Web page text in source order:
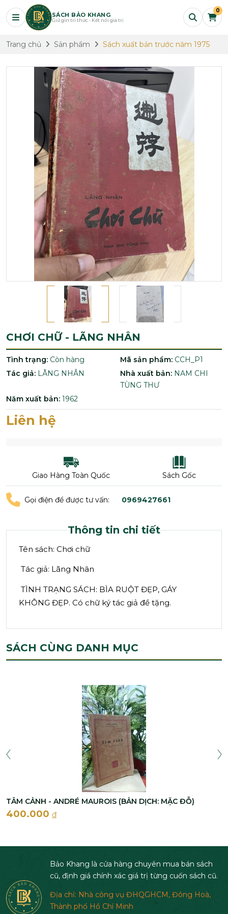
SÁCH BẢO KHANG
Giữ gìn tri thức - Kết nối giá trị
0
Trang chủ Sản phẩm Sách xuất bản trước năm 1975
CHƠI CHỮ - LÃNG NHÂN
Tình trạng: Còn hàng Mã sản phẩm: CCH_P1
Tác giả: LÃNG NHÂN Nhà xuất bản: NAM CHI
TÙNG THƯ
Năm xuất bản: 1962
Liên hệ
Giao Hàng Toàn Quốc Sách Gốc
Gọi điện để được tư vấn: 0969427661
Thông tin chi tiết
Tên sách: Chơi chữ
Tác giả: Lãng Nhân
TÌNH TRẠNG SÁCH: BÌA RUỘT ĐẸP, GÁY
KHÔNG ĐẸP. Có chữ ký tác giả đề tặng.
SÁCH CÙNG DANH MỤC
TÂM CẢNH - ANDRÉ MAUROIS (BẢN DỊCH: MẶC ĐỖ)
400.000 đ
Bảo Khang là cửa hàng chuyên mua bán sách
cũ, định giá chính xác giá trị từng cuốn sách cũ.
Địa chỉ: Nhà công vụ ĐHQGHCM, Đông Hoà,
Thành phố Hồ Chí Minh